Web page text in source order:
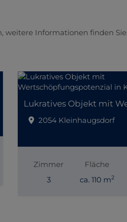
weitere Informationen finden Sie
2054 Kleinhaugsdorf
Zimmer
3
Fläche
ca. 110 m2